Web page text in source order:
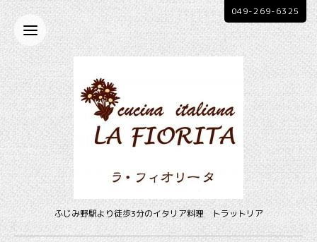
ふじみ野駅より徒歩3分のイタリア料理 トラットリア
049-269-6325